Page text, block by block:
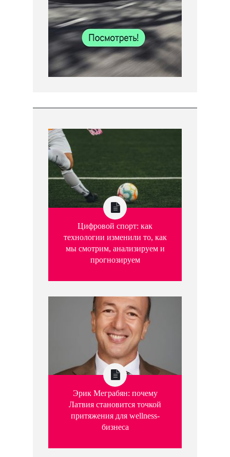
Цифровой спорт: как
технологии изменили то, как
мы смотрим, анализируем и
прогнозируем
Эрик Меграбян: почему
Латвия становится точкой
притяжения для wellness-
бизнеса